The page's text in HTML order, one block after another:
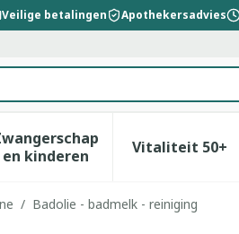
Veilige betalingen Apothekersadvies
verzorging en hygiëne
voor Dieet, voeding en
en kinderenToon submenu voor
Vitaliteit 50+
Toon
/ Badolie - badmelk - reiniging